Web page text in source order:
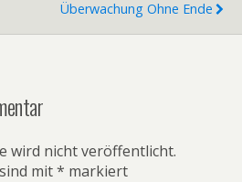
Überwachung Ohne Ende
wird nicht veröffentlicht.
mit* markiert